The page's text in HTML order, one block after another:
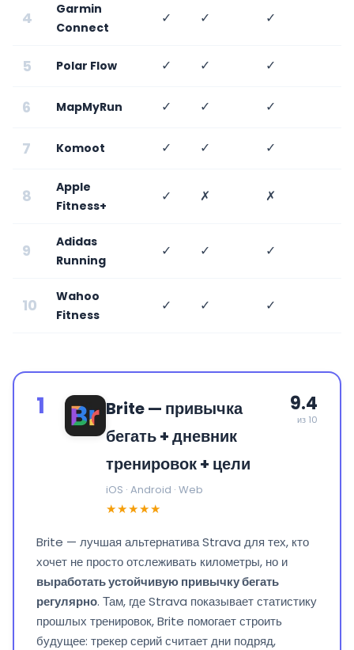
4
Garmin
Connect
✓ ✓ ✓
5 Polar Flow ✓ ✓ ✓
6 MapMyRun ✓ ✓ ✓
7 Komoot ✓ ✓ ✓
8
Apple
Fitness+
✓ ✗ ✗
9
Adidas
Running
✓ ✓ ✓
10
Wahoo
Fitness
✓ ✓ ✓
1
Brite — привычка
бегать + дневник
тренировок + цели
iOS · Android · Web
★★★★★
9.4
из 10
Brite — лучшая альтернатива Strava для тех, кто
хочет не просто отслеживать километры, но и
выработать устойчивую привычку бегать
регулярно. Там, где Strava показывает статистику
прошлых тренировок, Brite помогает строить
будущее: трекер серий считает дни подряд,